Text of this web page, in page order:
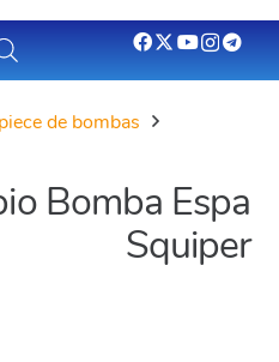
de bombas
Bomba Espa
Squiper